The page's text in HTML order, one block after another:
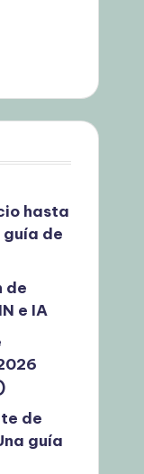
hasta
de
de
e IA
de
guía